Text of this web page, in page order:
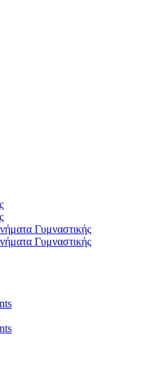
Γυμναστικής
Γυμναστικής